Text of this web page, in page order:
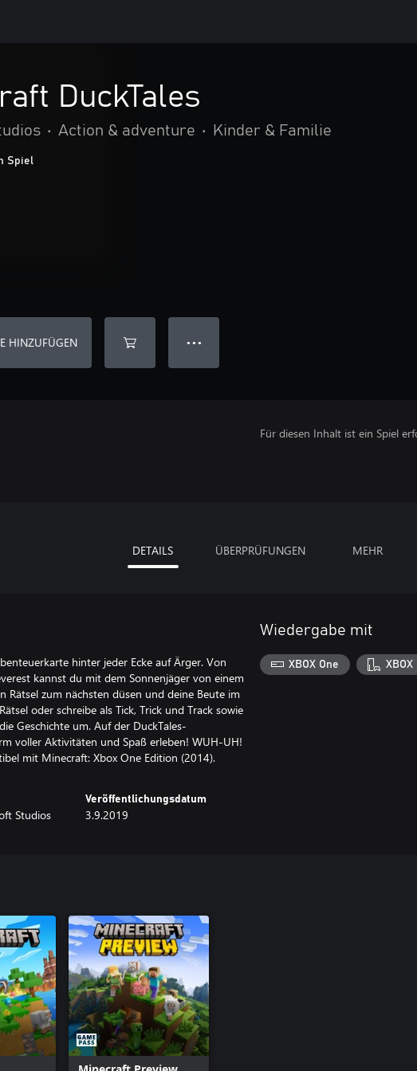
DuckTales
• Action & adventure • Kinder & Familie
Spiel
HINZUFÜGEN ● ● ●
Für diesen Inhalt ist ein Spiel
DETAILS ÜBERPRÜFUNGEN MEHR
hinter jeder Ecke auf Ärger. Von
kannst du mit dem Sonnenjäger von einem
zum nächsten düsen und deine Beute im
oder schreibe als Tick, Trick und Track sowie
Geschichte um. Auf der DuckTales-
voller Aktivitäten und Spaß erleben! WUH-UH!
mit Minecraft: Xbox One Edition (2014).
Studios
Veröffentlichungsdatum
3.9.2019
Wiedergabe mit
XBOX One